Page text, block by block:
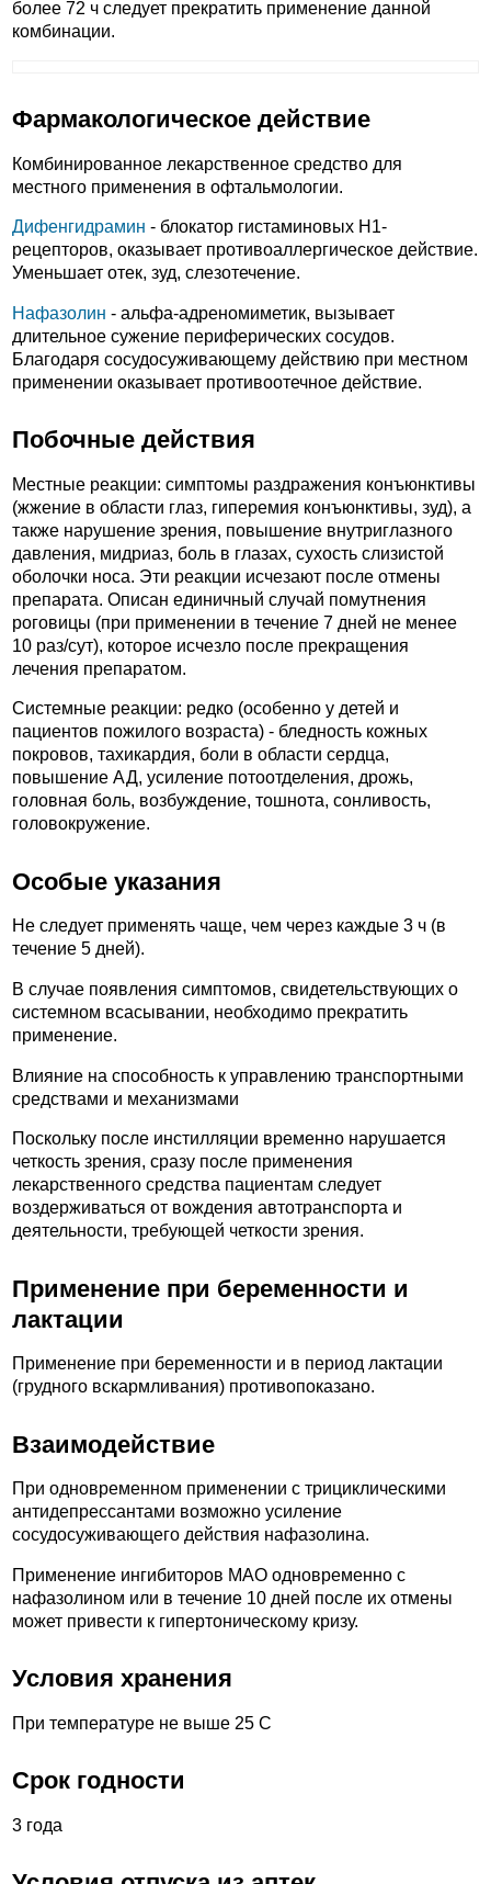
более 72 ч следует прекратить применение данной
комбинации.
Фармакологическое действие
Комбинированное лекарственное средство для
местного применения в офтальмологии.
Дифенгидрамин - блокатор гистаминовых H1-
рецепторов, оказывает противоаллергическое действие.
Уменьшает отек, зуд, слезотечение.
Нафазолин - альфа-адреномиметик, вызывает
длительное сужение периферических сосудов.
Благодаря сосудосуживающему действию при местном
применении оказывает противоотечное действие.
Побочные действия
Местные реакции: симптомы раздражения конъюнктивы
(жжение в области глаз, гиперемия конъюнктивы, зуд), а
также нарушение зрения, повышение внутриглазного
давления, мидриаз, боль в глазах, сухость слизистой
оболочки носа. Эти реакции исчезают после отмены
препарата. Описан единичный случай помутнения
роговицы (при применении в течение 7 дней не менее
10 раз/сут), которое исчезло после прекращения
лечения препаратом.
Системные реакции: редко (особенно у детей и
пациентов пожилого возраста) - бледность кожных
покровов, тахикардия, боли в области сердца,
повышение АД, усиление потоотделения, дрожь,
головная боль, возбуждение, тошнота, сонливость,
головокружение.
Особые указания
Не следует применять чаще, чем через каждые 3 ч (в
течение 5 дней).
В случае появления симптомов, свидетельствующих о
системном всасывании, необходимо прекратить
применение.
Влияние на способность к управлению транспортными
средствами и механизмами
Поскольку после инстилляции временно нарушается
четкость зрения, сразу после применения
лекарственного средства пациентам следует
воздерживаться от вождения автотранспорта и
деятельности, требующей четкости зрения.
Применение при беременности и
лактации
Применение при беременности и в период лактации
(грудного вскармливания) противопоказано.
Взаимодействие
При одновременном применении с трициклическими
антидепрессантами возможно усиление
сосудосуживающего действия нафазолина.
Применение ингибиторов МАО одновременно с
нафазолином или в течение 10 дней после их отмены
может привести к гипертоническому кризу.
Условия хранения
При температуре не выше 25 С
Срок годности
3 года